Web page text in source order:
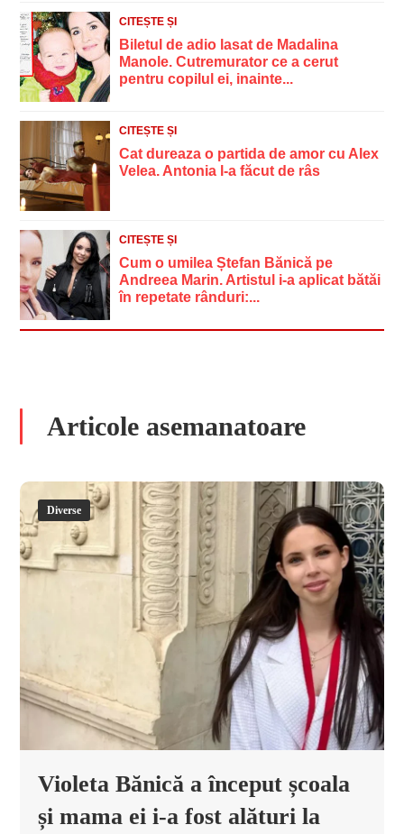
CITEȘTE ȘI
Biletul de adio lasat de Madalina
Manole. Cutremurator ce a cerut
pentru copilul ei, inainte...
CITEȘTE ȘI
Cat dureaza o partida de amor cu Alex
Velea. Antonia l-a făcut de râs
CITEȘTE ȘI
Cum o umilea Ștefan Bănică pe
Andreea Marin. Artistul i-a aplicat bătăi
în repetate rânduri:...
Articole asemanatoare
Diverse
Violeta Bănică a început școala
și mama ei i-a fost alături la